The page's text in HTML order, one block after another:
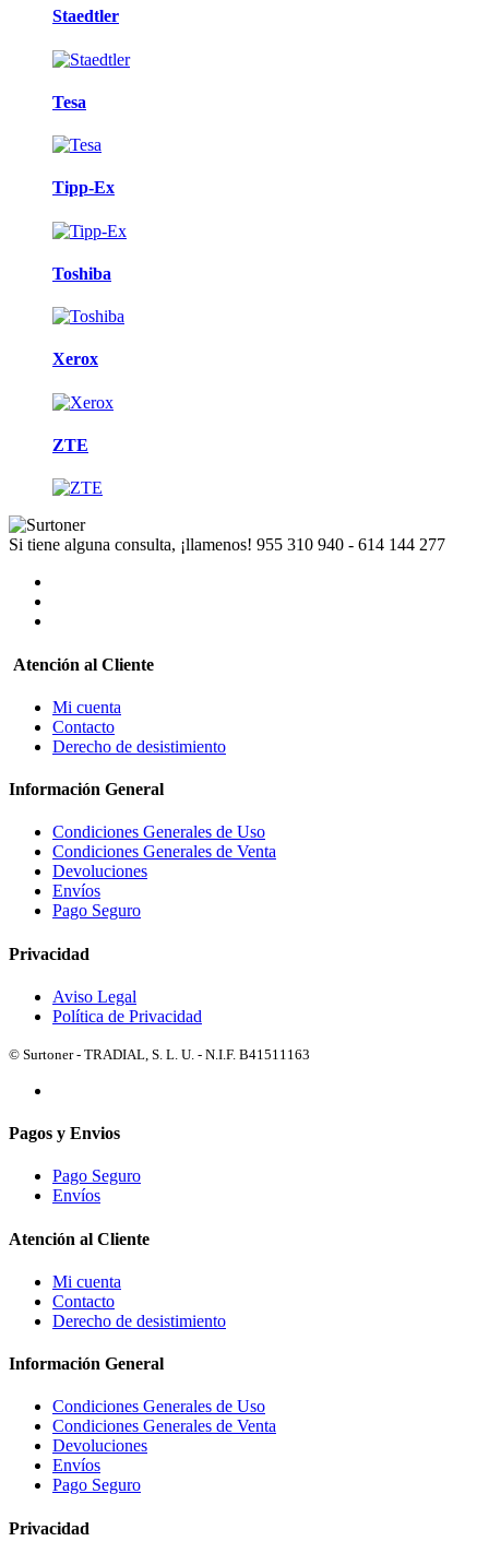
Staedtler
Tesa
Tipp-Ex
Toshiba
Xerox
ZTE
Si tiene alguna consulta, ¡llamenos! 955 310 940 - 614 144 277
Atención al Cliente
Mi cuenta
Contacto
Derecho de desistimiento
Información General
Condiciones Generales de Uso
Condiciones Generales de Venta
Devoluciones
Envíos
Pago Seguro
Privacidad
Aviso Legal
Política de Privacidad
© Surtoner - TRADIAL, S. L. U. - N.I.F. B41511163
Pagos y Envios
Pago Seguro
Envíos
Atención al Cliente
Mi cuenta
Contacto
Derecho de desistimiento
Información General
Condiciones Generales de Uso
Condiciones Generales de Venta
Devoluciones
Envíos
Pago Seguro
Privacidad